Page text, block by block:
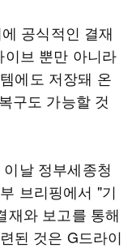
공식적인 결재
브 뿐만 아니라
에도 저장돼 온
구도 가능할 것
날 정부세종청
브리핑에서 "기
재와 보고를 통해
된 것은 G드라이